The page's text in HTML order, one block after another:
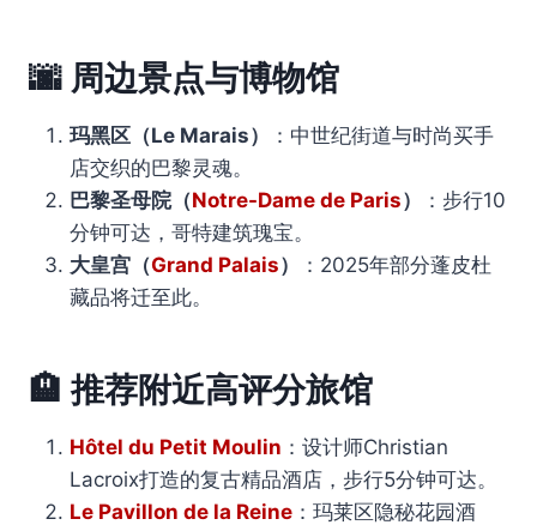
🌆 周边景点与博物馆
玛黑区（Le Marais）
：中世纪街道与时尚买手
店交织的巴黎灵魂。
巴黎圣母院（Notre-Dame de Paris）
：步行10
分钟可达，哥特建筑瑰宝。
大皇宫（Grand Palais）
：2025年部分蓬皮杜
藏品将迁至此。
🏨推荐附近高评分旅馆
Hôtel du Petit Moulin ：设计师Christian
Lacroix打造的复古精品酒店，步行5分钟可达。
Le Pavillon de la Reine ：玛莱区隐秘花园酒